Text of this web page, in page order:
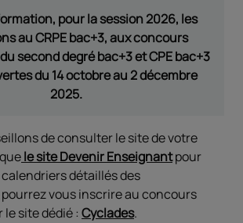
pour la session 2026, les
au CRPE bac+3, aux concours
second degré bac+3 et CPE bac+3
du 14 octobre au 2 décembre
2025.
de consulter le site de votre
le site Devenir Enseignantpour
détaillés des
vous inscrire au concours
site dédié : Cyclades.